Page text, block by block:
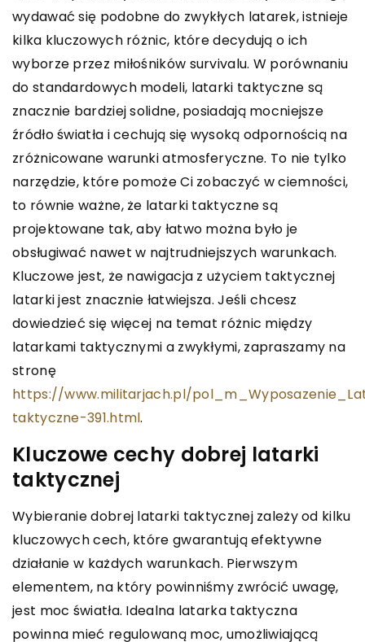
wydawać się podobne do zwykłych latarek, istnieje
kilka kluczowych różnic, które decydują o ich
wyborze przez miłośników survivalu. W porównaniu
do standardowych modeli, latarki taktyczne są
znacznie bardziej solidne, posiadają mocniejsze
źródło światła i cechują się wysoką odpornością na
zróżnicowane warunki atmosferyczne. To nie tylko
narzędzie, które pomoże Ci zobaczyć w ciemności,
to równie ważne, że latarki taktyczne są
projektowane tak, aby łatwo można było je
obsługiwać nawet w najtrudniejszych warunkach.
Kluczowe jest, że nawigacja z użyciem taktycznej
latarki jest znacznie łatwiejsza. Jeśli chcesz
dowiedzieć się więcej na temat różnic między
latarkami taktycznymi a zwykłymi, zapraszamy na
stronę
https://www.militarjach.pl/
taktyczne-391.html.
Kluczowe cechy dobrej latarki
taktycznej
Wybieranie dobrej latarki taktycznej zależy od kilku
kluczowych cech, które gwarantują efektywne
działanie w każdych warunkach. Pierwszym
elementem, na który powinniśmy zwrócić uwagę,
jest moc światła. Idealna latarka taktyczna
powinna mieć regulowaną moc, umożliwiającą